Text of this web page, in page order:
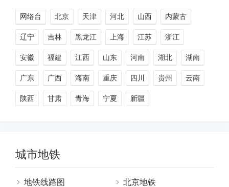
网络台 北京 天津 河北 山西 内蒙古
辽宁 吉林 黑龙江 上海 江苏 浙江
安徽 福建 江西 山东 河南 湖北 湖南
广东 广西 海南 重庆 四川 贵州 云南
陕西 甘肃 青海 宁夏 新疆
城市地铁
地铁线路图 北京地铁